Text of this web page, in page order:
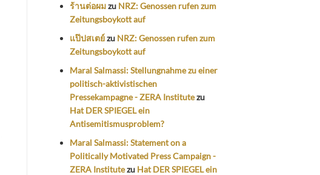
ร้านต่อผมzu NRZ: Genossen rufen zum
Zeitungsboykott auf
แป๊ปสเตย์zu NRZ: Genossen rufen zum
Zeitungsboykott auf
Maral Salmassi: Stellungnahme zu einer
politisch-aktivistischen
Pressekampagne - ZERA Institutezu
Hat DER SPIEGEL ein
Antisemitismusproblem?
Maral Salmassi: Statement on a
Politically Motivated Press Campaign -
ZERA Institutezu Hat DER SPIEGEL ein